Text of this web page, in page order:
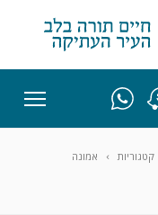
קטגוריות אמונה